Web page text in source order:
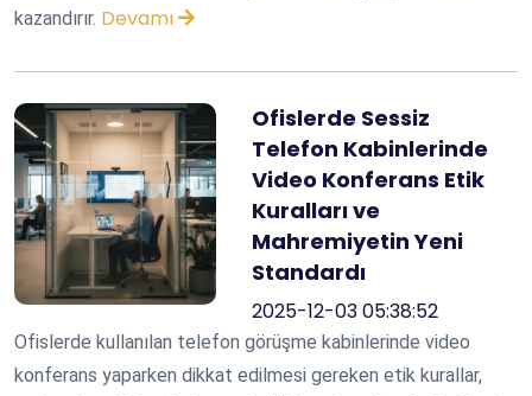
kazandırır. Devamı
Ofislerde Sessiz
Telefon Kabinlerinde
Video Konferans Etik
Kuralları ve
Mahremiyetin Yeni
Standardı
2025-12-03 05:38:52
Ofislerde kullanılan telefon görüşme kabinlerinde video
konferans yaparken dikkat edilmesi gereken etik kurallar,